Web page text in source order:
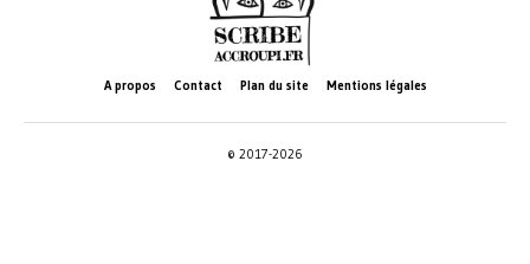
A propos Contact Plan du site Mentions légales
© 2017-2026